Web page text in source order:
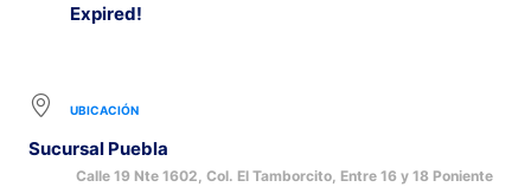
Expired!
UBICACIÓN
Sucursal Puebla
Calle 19 Nte 1602, Col. El Tamborcito, Entre 16 y 18 Poniente